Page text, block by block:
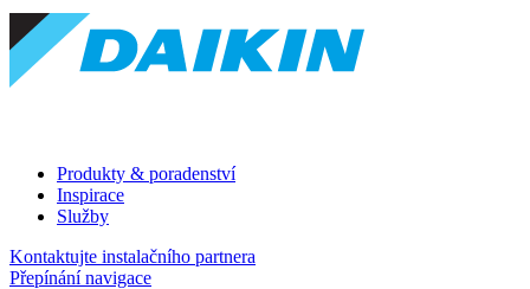
Produkty & poradenství
Inspirace
Služby
Kontaktujte instalačního partnera
Přepínání navigace